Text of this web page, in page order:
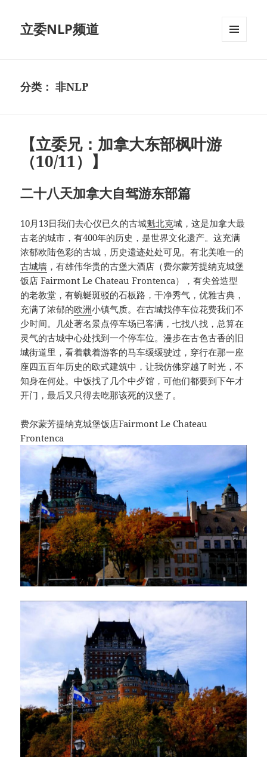
立委NLP频道
分类：非NLP
【立委兄：加拿大东部枫叶游
（10/11）】
二十八天加拿大自驾游东部篇
10月13日我们去心仪已久的古城魁北克城，这是加拿大最
古老的城市，有400年的历史，是世界文化遗产。这充满
浓郁欧陆色彩的古城，历史遗迹处处可见。有北美唯一的
古城墙 ，有雄伟华贵的古堡大酒店（费尔蒙芳提纳克城堡
饭店 Fairmont Le Chateau Frontenca），有尖耸造型
的老教堂，有蜿蜒斑驳的石板路，干净秀气，优雅古典，
充满了浓郁的欧洲小镇气质。在古城找停车位花费我们不
少时间。几处著名景点停车场已客满，七找八找，总算在
灵气的古城中心处找到一个停车位。漫步在古色古香的旧
城街道里，看着载着游客的马车缓缓驶过，穿行在那一座
座四五百年历史的欧式建筑中，让我仿佛穿越了时光，不
知身在何处。中饭找了几个中歺馆，可他们都要到下午才
开门，最后又只得去吃那该死的汉堡了。
费尔蒙芳提纳克城堡饭店Fairmont Le Chateau
Frontenca